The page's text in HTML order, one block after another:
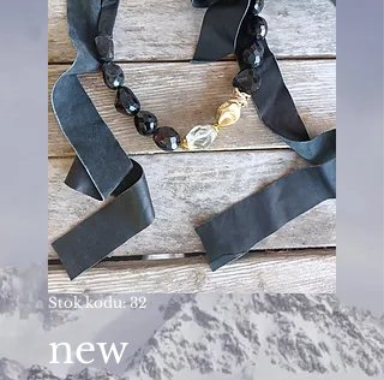
Stok kodu: 32
new